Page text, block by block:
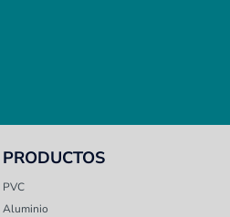
PRODUCTOS
PVC
Aluminio